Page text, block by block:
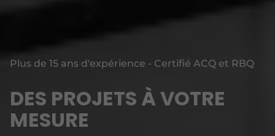
Plus de 15 ans d'expérience - Certifié ACQ et RBQ
DES PROJETS À VOTRE
MESURE